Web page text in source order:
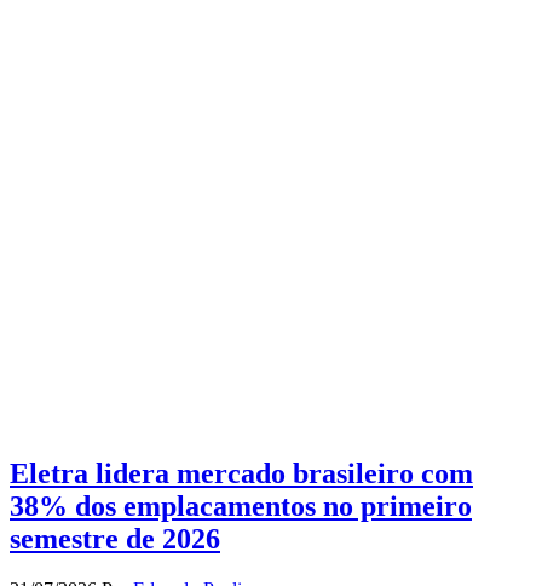
Eletra lidera mercado brasileiro com
38% dos emplacamentos no primeiro
semestre de 2026